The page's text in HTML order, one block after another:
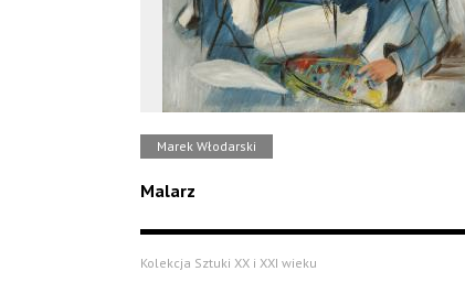
Marek Włodarski
Malarz
Kolekcja Sztuki XX i XXI wieku